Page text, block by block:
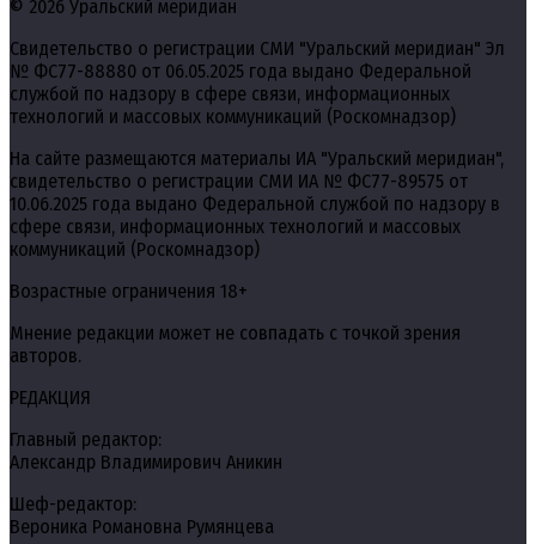
© 2026 Уральский меридиан
Свидетельство о регистрации СМИ "Уральский меридиан" Эл
№ ФС77-88880 от 06.05.2025 года выдано Федеральной
службой по надзору в сфере связи, информационных
технологий и массовых коммуникаций (Роскомнадзор)
На сайте размещаются материалы ИА "Уральский меридиан",
свидетельство о регистрации СМИ ИА № ФС77-89575 от
10.06.2025 года выдано Федеральной службой по надзору в
сфере связи, информационных технологий и массовых
коммуникаций (Роскомнадзор)
Возрастные ограничения 18+
Мнение редакции может не совпадать с точкой зрения
авторов.
РЕДАКЦИЯ
Главный редактор:
Александр Владимирович Аникин
Шеф-редактор:
Вероника Романовна Румянцева